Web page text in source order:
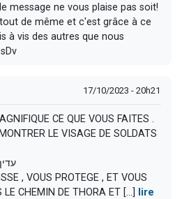
message ne vous plaise pas soit!
de même et c'est grâce à ce
à vis des autres que nous
17/10/2023 - 20h21
CE QUE VOUS FAITES .
LE VISAGE DE SOLDATS
, VOUS PROTEGE , ET VOUS
CHEMIN DE THORA ET [...]
lire